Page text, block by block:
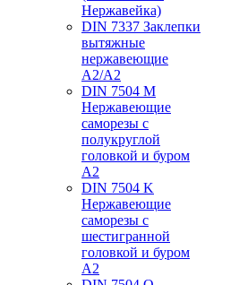
Нержавейка)
DIN 7337 Заклепки
вытяжные
нержавеющие
A2/A2
DIN 7504 M
Нержавеющие
саморезы с
полукруглой
головкой и буром
А2
DIN 7504 K
Нержавеющие
саморезы с
шестигранной
головкой и буром
А2